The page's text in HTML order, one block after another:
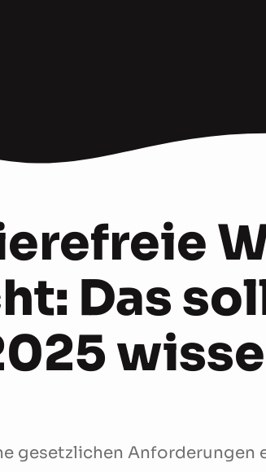
Das
gesetzlichen Anforderungen